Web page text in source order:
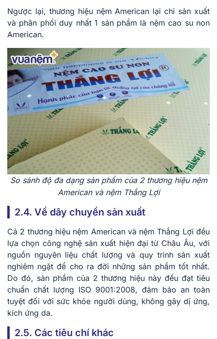
Ngược lại, thương hiệu nệm American lại chỉ sản xuất
và phân phối duy nhất 1 sản phẩm là nệm cao su non
American.
So sánh độ đa dạng sản phẩm của 2 thương hiệu nệm
American và nệm Thắng Lợi
2.4. Về dây chuyền sản xuất
Cả 2 thương hiệu nệm American và nệm Thắng Lợi đều
lựa chọn công nghệ sản xuất hiện đại từ Châu Âu, với
nguồn nguyên liệu chất lượng và quy trình sản xuất
nghiêm ngặt để cho ra đời những sản phẩm tốt nhất.
Do đó, sản phẩm của 2 thương hiệu này đều đạt tiêu
chuẩn chất lượng ISO 9001:2008, đảm bảo an toàn
tuyệt đối với sức khỏe người dùng, không gây dị ứng,
kích ứng da.
2.5. Các tiêu chí khác